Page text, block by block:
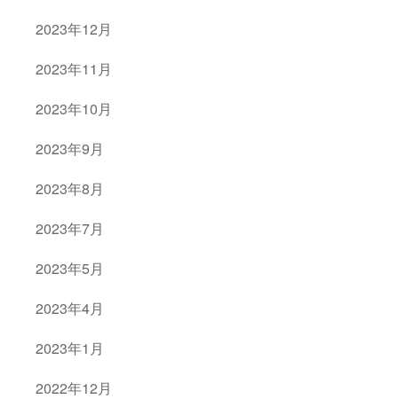
2023年12月
2023年11月
2023年10月
2023年9月
2023年8月
2023年7月
2023年5月
2023年4月
2023年1月
2022年12月